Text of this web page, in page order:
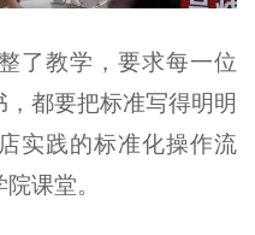
了教学，要求每一位
都要把标准写得明明
实践的标准化操作流
课堂。